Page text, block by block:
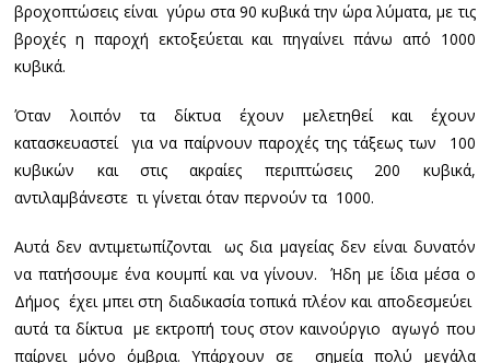
βροχοπτώσεις είναι γύρω στα 90 κυβικά την ώρα λύματα, με τις
βροχές η παροχή εκτοξεύεται και πηγαίνει πάνω από 1000
κυβικά.
Όταν λοιπόν τα δίκτυα έχουν μελετηθεί και έχουν
κατασκευαστεί για να παίρνουν παροχές της τάξεως των 100
κυβικών και στις ακραίες περιπτώσεις 200 κυβικά,
αντιλαμβάνεστε τι γίνεται όταν περνούν τα 1000.
Αυτά δεν αντιμετωπίζονται ως δια μαγείας δεν είναι δυνατόν
να πατήσουμε ένα κουμπί και να γίνουν. Ήδη με ίδια μέσα ο
Δήμος έχει μπει στη διαδικασία τοπικά πλέον και αποδεσμεύει
αυτά τα δίκτυα με εκτροπή τους στον καινούργιο αγωγό που
παίρνει μόνο όμβρια. Υπάρχουν σε σημεία πολύ μεγάλα